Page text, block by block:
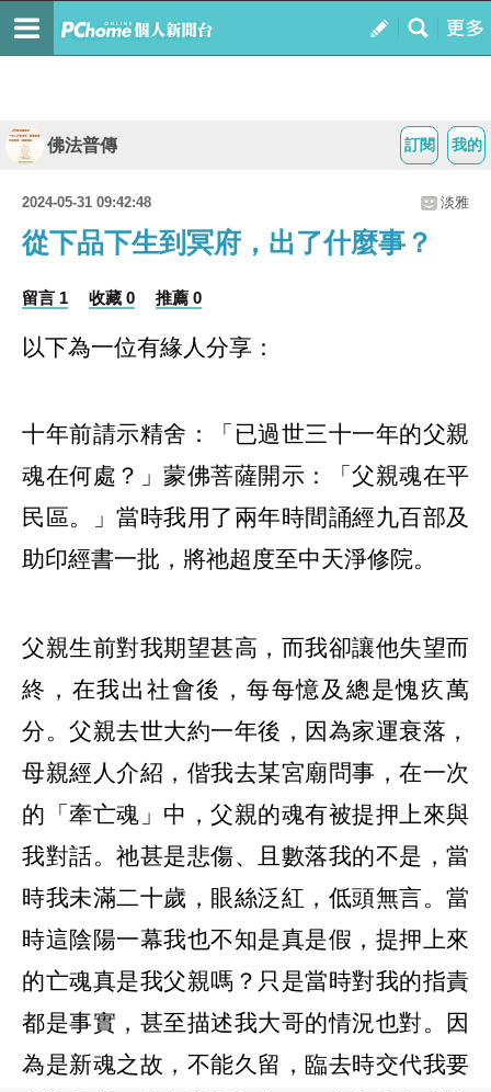
我的
訂閱
佛法普傳
2024-05-31 09:42:48 淡雅
從下品下生到冥府，出了什麼事？
留言 1 收藏 0 推薦 0
以下為一位有緣人分享：
十年前請示精舍：「已過世三十一年的父親
魂在何處？」蒙佛菩薩開示：「父親魂在平
民區。」當時我用了兩年時間誦經九百部及
助印經書一批，將祂超度至中天淨修院。
父親生前對我期望甚高，而我卻讓他失望而
終，在我出社會後，每每憶及總是愧疚萬
分。父親去世大約一年後，因為家運衰落，
母親經人介紹，偕我去某宮廟問事，在一次
的「牽亡魂」中，父親的魂有被提押上來與
我對話。祂甚是悲傷、且數落我的不是，當
時我未滿二十歲，眼絲泛紅，低頭無言。當
時這陰陽一幕我也不知是真是假，提押上來
的亡魂真是我父親嗎？只是當時對我的指責
都是事實，甚至描述我大哥的情況也對。因
為是新魂之故，不能久留，臨去時交代我要